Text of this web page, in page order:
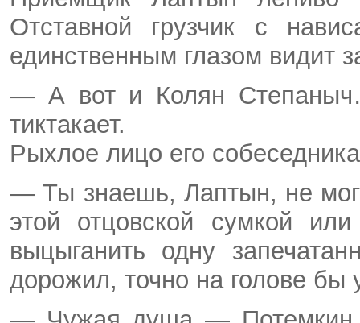
Отставной грузчик с
единственным глазом видит
— А вот и Колян
тиктакает.
Рыхлое лицо его
— Ты знаешь, Лаптын, не
этой отцовской сумкой
выцыганить одну
дорожил, точно на голове бы